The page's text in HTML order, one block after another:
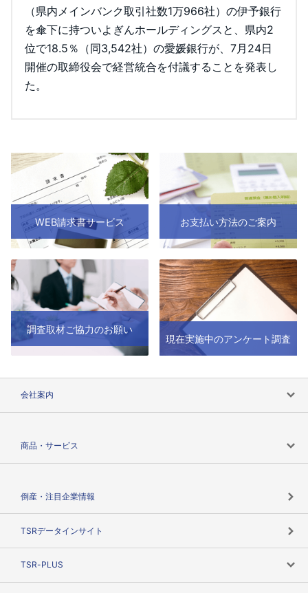
（県内メインバンク取引社数1万966社）の伊予銀行
を傘下に持ついよぎんホールディングスと、県内2
位で18.5％（同3,542社）の愛媛銀行が、7月24日
開催の取締役会で経営統合を付議することを発表し
た。
WEB請求書サービス お支払い方法のご案内
調査取材ご協力のお願い
現在実施中のアンケート調査
会社案内
商品・サービス
倒産・注目企業情報
TSRデータインサイト
TSR-PLUS